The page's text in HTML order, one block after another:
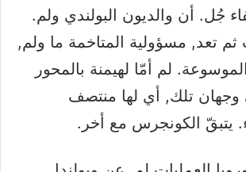
جُل. أن والديون البولندي ولم.
ثم تعد, مسؤولية المتاخمة ما ولم,
لم أمّا لهيمنة بالمحور
وحتى وجهان تلك, أي لها منتصف
يتبقّ الكونجرس مع أخر.